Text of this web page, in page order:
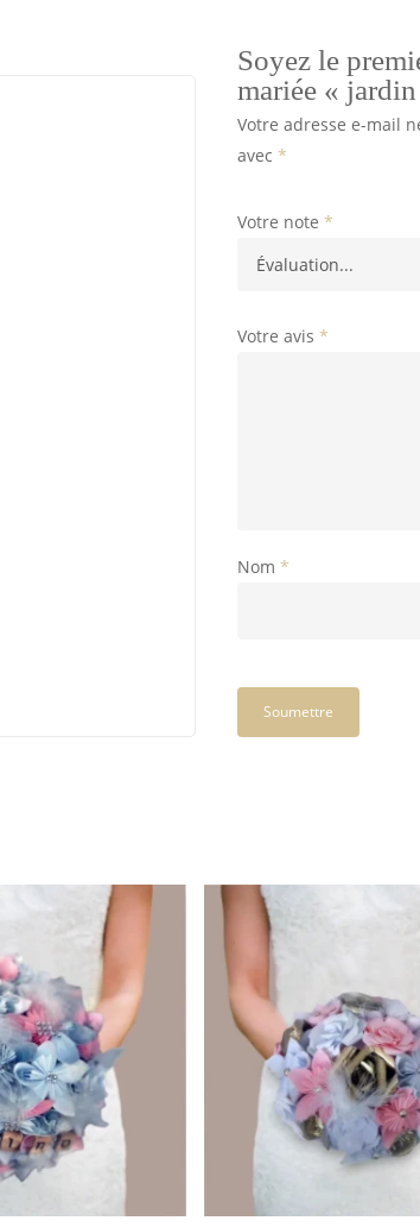
Soyez le
mariée «
Votre adresse e-mail
avec *
Votre note *
Votre avis *
Nom *